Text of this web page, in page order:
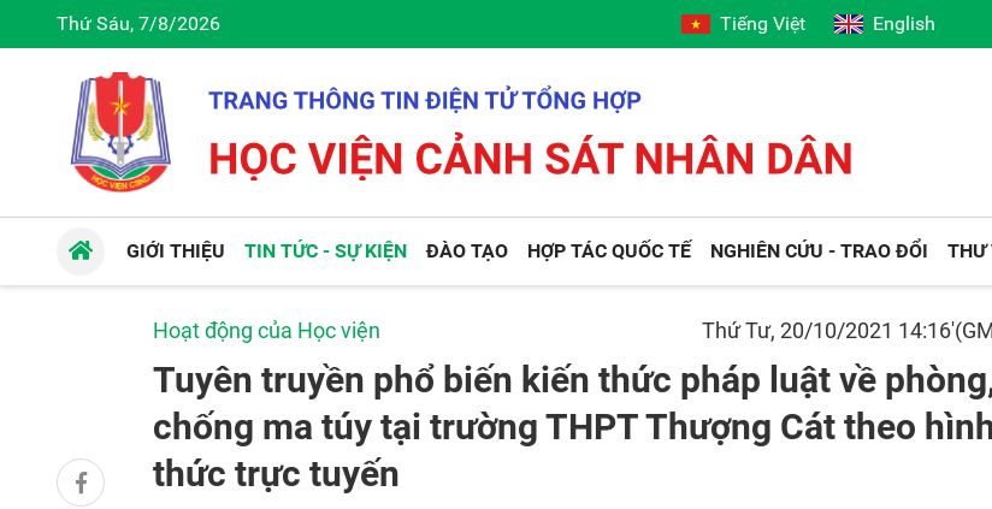
Thứ Sáu, 7/8/2026 Tiếng Việt English
GIỚI THIỆU TIN TỨC - SỰ KIỆN ĐÀO TẠO HỢP TÁC QUỐC TẾ NGHIÊN CỨU - TRAO ĐỔI THƯ
Hoạt động của Học viện Thứ Tư, 20/10/2021
Tuyên truyền phổ biến kiến thức pháp luật về
chống ma túy tại trường THPT Thượng Cát theo
thức trực tuyến